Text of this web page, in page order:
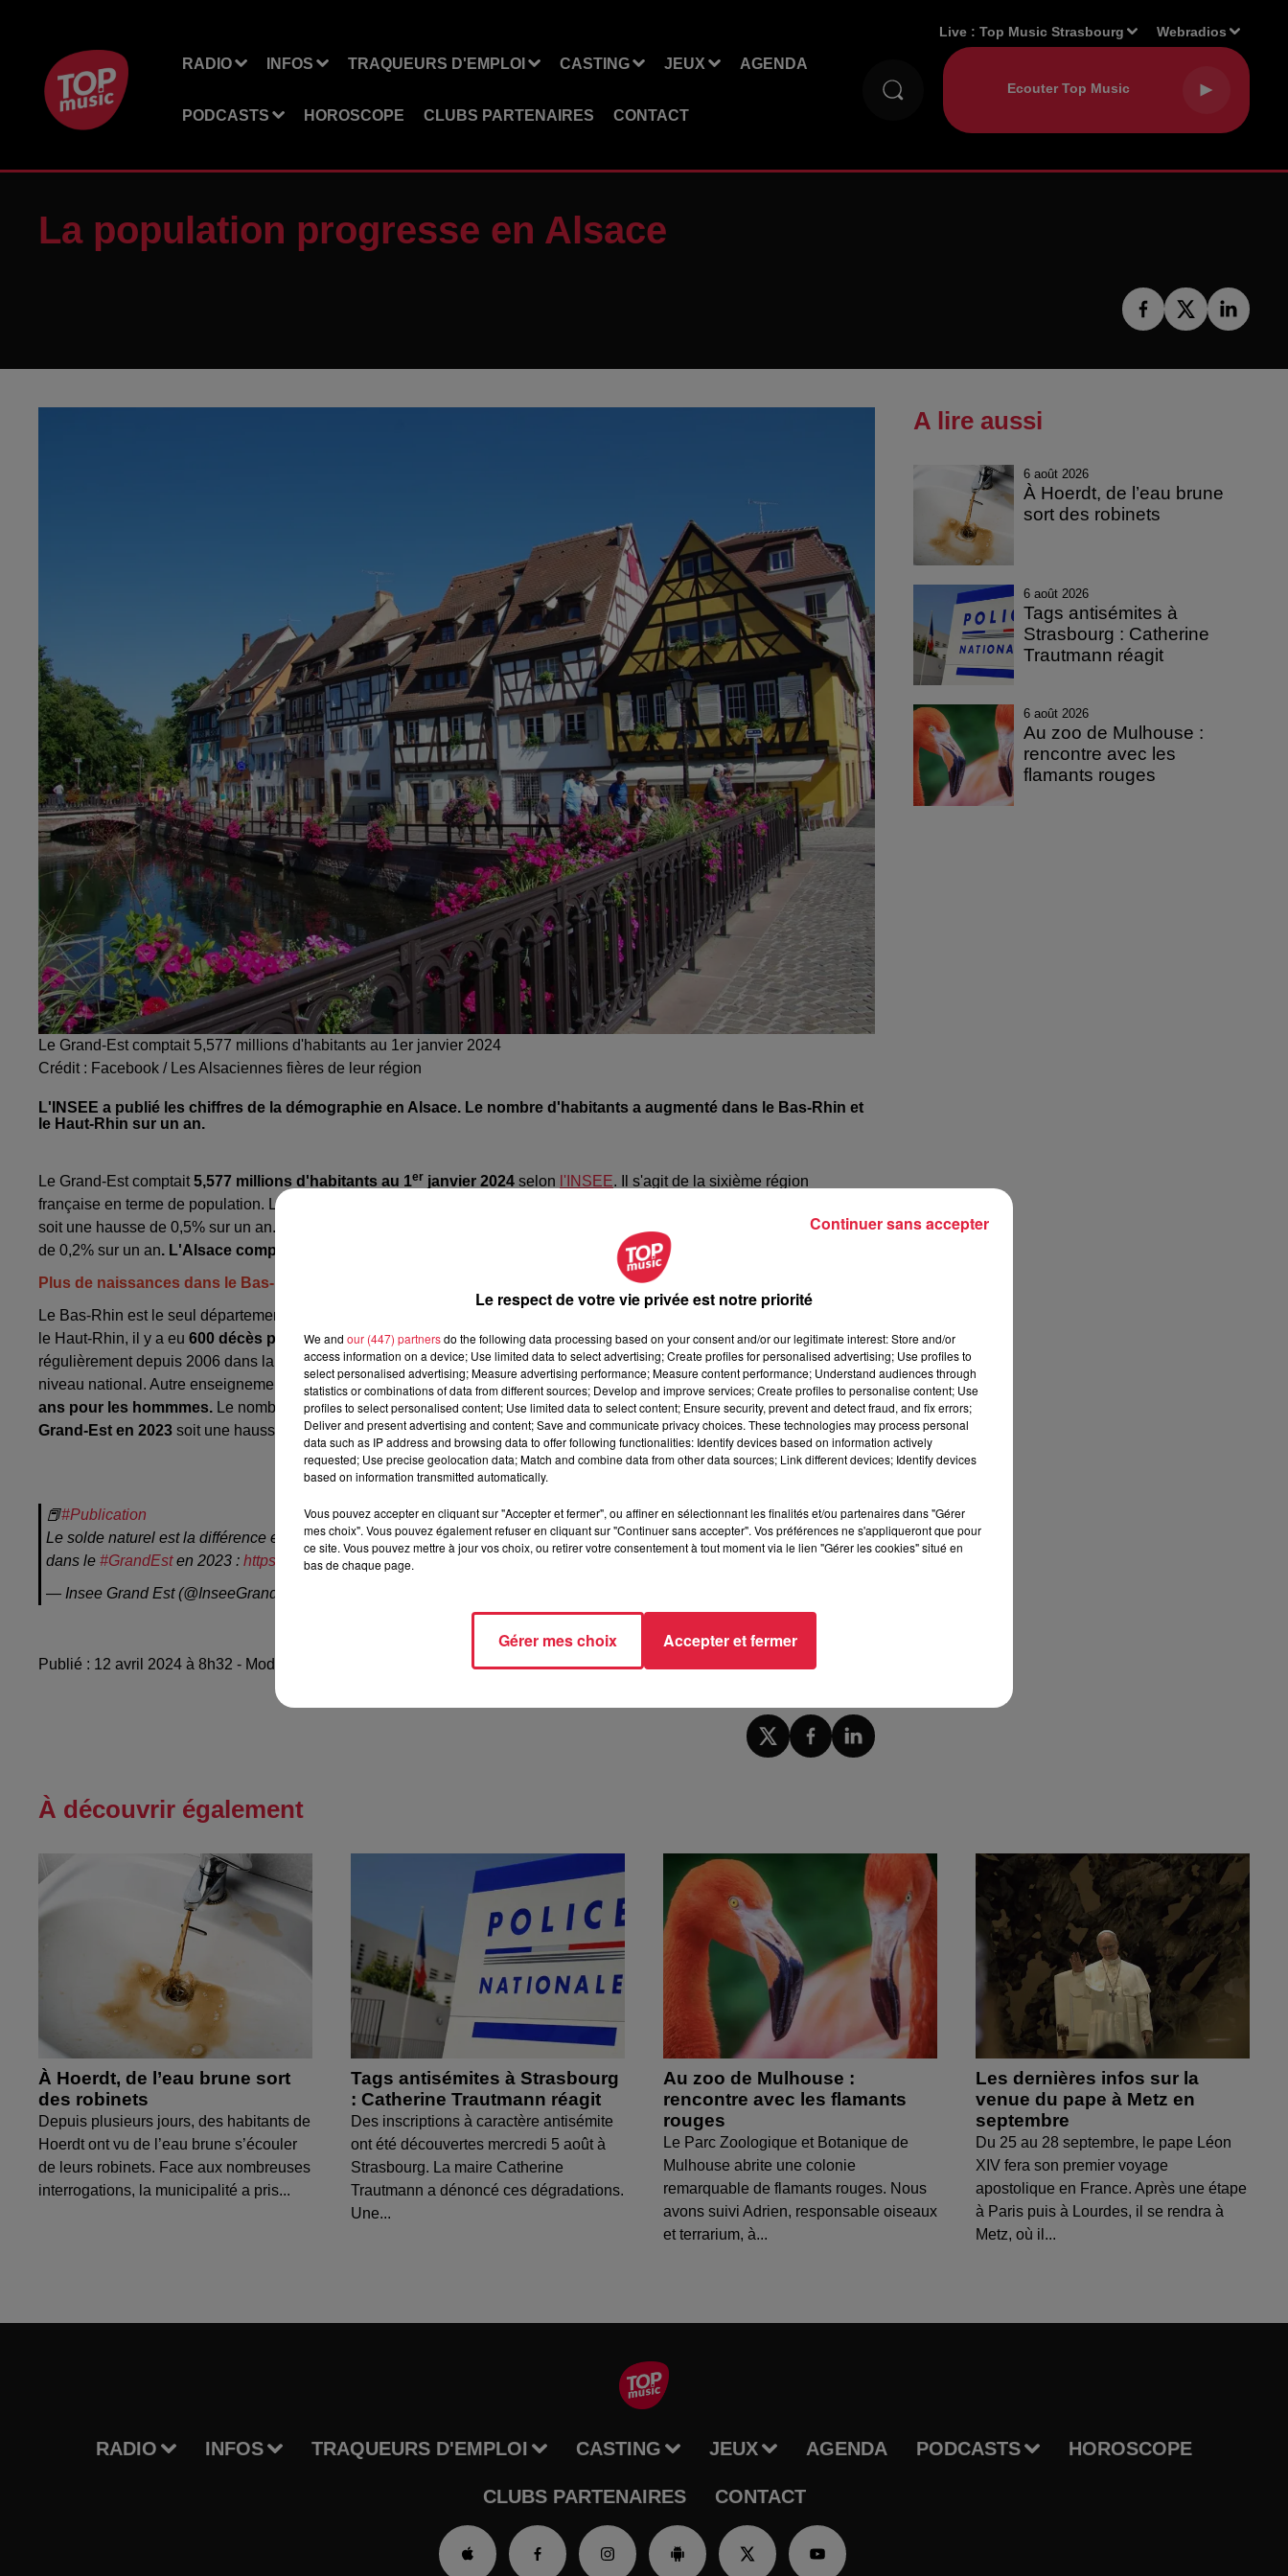
RADIO INFOS TRAQUEURS D'EMPLOI CASTING JEUX AGENDA
PODCASTS HOROSCOPE CLUBS PARTENAIRES CONTACT
Live :Top Music Strasbourg Webradios
La population progresse en Alsace
Le Grand-Est comptait 5,577 millions d'habitants au 1er janvier 2024
Crédit : Facebook / Les Alsaciennes fières de leur région
L'INSEE a publié les chiffres de la démographie en Alsace. Le nombre d'habitants a augmenté dans le Bas-Rhin et
le Haut-Rhin sur un an.
Le Grand-Est comptait5,577 millions d'habitants au 1er janvier 2024 selon l'INSEE. Il s'agit de la sixième région
française en terme de population. Le Bas-Rhin est le département le plus peuplé d'Alsace avec
soit une hausse de 0,5% sur un an. Dans le Haut-Rhin, l'Insee a recensé
soit une progression
de 0,2% sur un an. L'Alsace compte ainsi 1,939 millions d'habitants
contre 1,872 millions en 2014.
Plus de naissances dans le Bas-Rhin
Le Bas-Rhin est le seul département du Grand-Est
le Haut-Rhin, il y a eu 600 décès plus que de naissances. L'INSEE indique que le nombre de naissances diminue
régulièrement depuis 2006 dans la région. La moyenne d'enfants par mère est de1,49 dans le Grand-Estcontre 1,61 au
niveau national. Autre enseignement : l'espérance de vie s'allonge avec 85,1 ans pour une femme et en Alsace et 80,3
ans pour les hommmes. Le nombre de mariages est par ailleurs en forte hausse avec20 024 unions célébrées dans le
Grand-Est en 2023 soit une hausse de 13% sur un an.
📕#Publication
Le solde naturel est la différence entre les#naissanceset les#décès. Pour découvrir s’il est excédentaire ou déficitaire
dans le #GrandEsten 2023 : https://t.co/ET7HZvEKiF#Démographie
— Insee Grand Est (@InseeGrandEst)
Publié : 12 avril 2024 à 8h32 - Modifié : 15 avril 2024 à 10h49 Martin Antoine
A lire aussi
6 août 2026
À Hoerdt, de l’eau brune
sort des robinets
6 août 2026
Tags antisémites à
Strasbourg : Catherine
Trautmann réagit
6 août 2026
Au zoo de Mulhouse :
rencontre avec les
flamants rouges
À découvrir également
À Hoerdt, de l’eau brune sort
des robinets
Depuis plusieurs jours, des habitants de
Hoerdt ont vu de l’eau brune s’écouler
de leurs robinets. Face aux nombreuses
interrogations, la municipalité a pris...
Tags antisémites à Strasbourg
: Catherine Trautmann réagit
Des inscriptions à caractère antisémite
ont été découvertes mercredi 5 août à
Strasbourg. La maire Catherine
Trautmann a dénoncé ces dégradations.
Une...
Au zoo de Mulhouse :
rencontre avec les flamants
rouges
Le Parc Zoologique et Botanique de
Mulhouse abrite une colonie
remarquable de flamants rouges. Nous
avons suivi Adrien, responsable oiseaux
et terrarium, à...
Les dernières infos sur la
venue du pape à Metz en
septembre
Du 25 au 28 septembre, le pape Léon
XIV fera son premier voyage
apostolique en France. Après une étape
à Paris puis à Lourdes, il se rendra à
Metz, où il...
RADIO INFOS TRAQUEURS D'EMPLOI CASTING JEUX AGENDA PODCASTS HOROSCOPE
CLUBS PARTENAIRES CONTACT
Le respect de votre vie privée est notre priorité
We and our (447) partnersdo the following data processing based on your consent and/or our legitimate interest: Store and/or
access information on a device; Use limited data to select advertising; Create profiles for personalised advertising; Use profiles to
select personalised advertising; Measure advertising performance; Measure content performance; Understand audiences through
statistics or combinations of data from different sources; Develop and improve services; Create profiles to personalise content; Use
profiles to select personalised content; Use limited data to select content; Ensure security, prevent and detect fraud, and fix errors;
Deliver and present advertising and content; Save and communicate privacy choices. These technologies may process personal
data such as IP address and browsing data to offer following functionalities: Identify devices based on information actively
requested; Use precise geolocation data; Match and combine data from other data sources; Link different devices; Identify devices
based on information transmitted automatically.
Vous pouvez accepter en cliquant sur "Accepter et fermer", ou affiner en sélectionnant les finalités et/ou partenaires dans "Gérer
mes choix". Vous pouvez également refuser en cliquant sur "Continuer sans accepter". Vos préférences ne s'appliqueront que pour
ce site. Vous pouvez mettre à jour vos choix, ou retirer votre consentement à tout moment via le lien "Gérer les cookies" situé en
bas de chaque page.
Gérer mes choix Accepter et fermer
Continuer sans accepter